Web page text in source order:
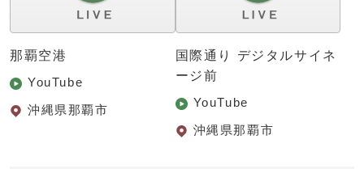
那覇空港
YouTube
沖縄県那覇市
国際通り デジタルサイネ
ージ前
YouTube
沖縄県那覇市